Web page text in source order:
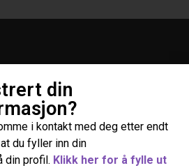
2212 Kongsvinger
din
i kontakt med deg etter endt
du fyller inn din
din profil. Klikk her for å fylle ut